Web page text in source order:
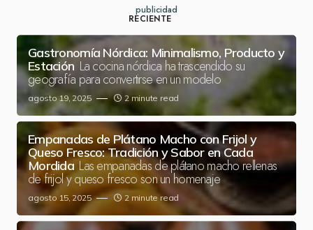
publicidad
RECIENTE
Gastronomía Nórdica: Minimalismo, Producto y
Estación La cocina nórdica ha trascendido su
geografía para convertirse en un modelo
agosto 19, 2025 2 minute read
Empanadas de Plátano Macho con Frijol y
Queso Fresco: Tradición y Sabor en Cada
Mordida Las empanadas de plátano macho rellenas
de frijol y queso fresco son un homenaje
agosto 15, 2025 2 minute read